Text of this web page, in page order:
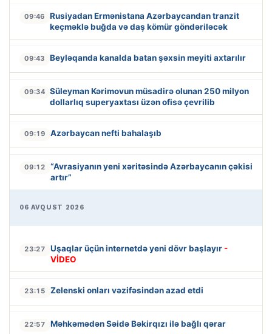
09:46
Rusiyadan Ermənistana Azərbaycandan tranzit
keçməklə buğda və daş kömür göndəriləcək
09:43 Beyləqanda kanalda batan şəxsin meyiti axtarılır
09:34 Süleyman Kərimovun müsadirə olunan 250 milyon
dollarlıq superyaxtası üzən ofisə çevrilib
09:19 Azərbaycan nefti bahalaşıb
09:12
“Avrasiyanın yeni xəritəsində Azərbaycanın çəkisi
artır”
06 AVQUST 2026
23:27 Uşaqlar üçün internetdə yeni dövr başlayır -
VİDEO
23:15 Zelenski onları vəzifəsindən azad etdi
22:57 Məhkəmədən Səidə Bəkirqızı ilə bağlı qərar